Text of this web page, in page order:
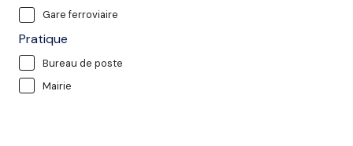
Gare ferroviaire
Pratique
Bureau de poste
Mairie